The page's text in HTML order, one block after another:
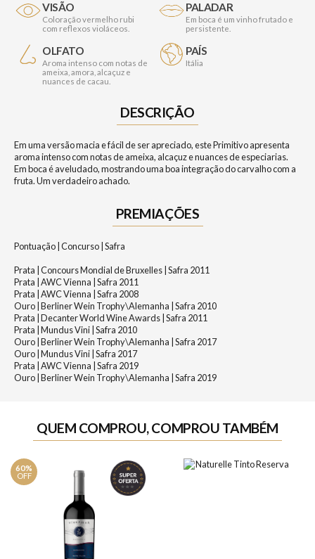
VISÃO
Coloração vermelho rubi
com reflexos violáceos.
PALADAR
Em boca é um vinho frutado e
persistente.
OLFATO
Aroma intenso com notas de
ameixa, amora, alcaçuz e
nuances de cacau.
PAÍS
Itália
DESCRIÇÃO
Em uma versão macia e fácil de ser apreciado, este Primitivo apresenta
aroma intenso com notas de ameixa, alcaçuz e nuances de especiarias.
Em boca é aveludado, mostrando uma boa integração do carvalho com a
fruta. Um verdadeiro achado.
PREMIAÇÕES
Pontuação | Concurso | Safra
Prata | Concours Mondial de Bruxelles | Safra 2011
Prata | AWC Vienna | Safra 2011
Prata | AWC Vienna | Safra 2008
Ouro | Berliner Wein Trophy\Alemanha | Safra 2010
Prata | Decanter World Wine Awards | Safra 2011
Prata | Mundus Vini | Safra 2010
Ouro | Berliner Wein Trophy\Alemanha | Safra 2017
Ouro | Mundus Vini | Safra 2017
Prata | AWC Vienna | Safra 2019
Ouro | Berliner Wein Trophy\Alemanha | Safra 2019
QUEM COMPROU, COMPROU TAMBÉM
60%
OFF